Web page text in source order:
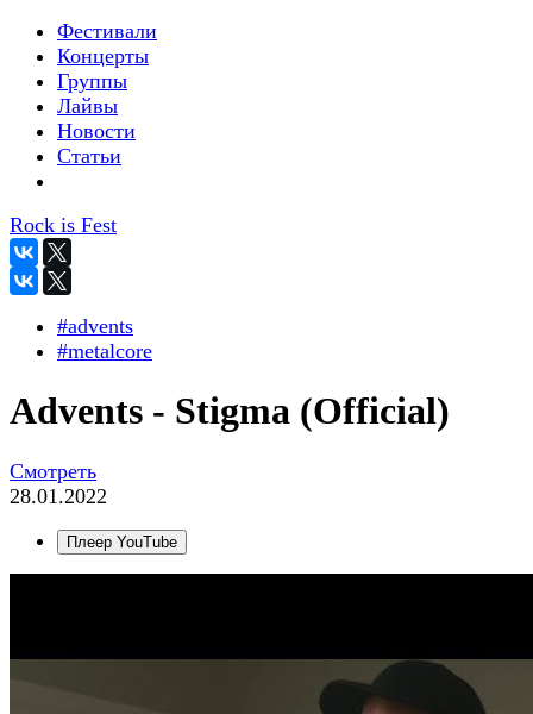
Фестивали
Концерты
Группы
Лайвы
Новости
Статьи
Rock is Fest
#advents
#metalcore
Advents - Stigma (Official)
Смотреть
28.01.2022
Плеер YouTube